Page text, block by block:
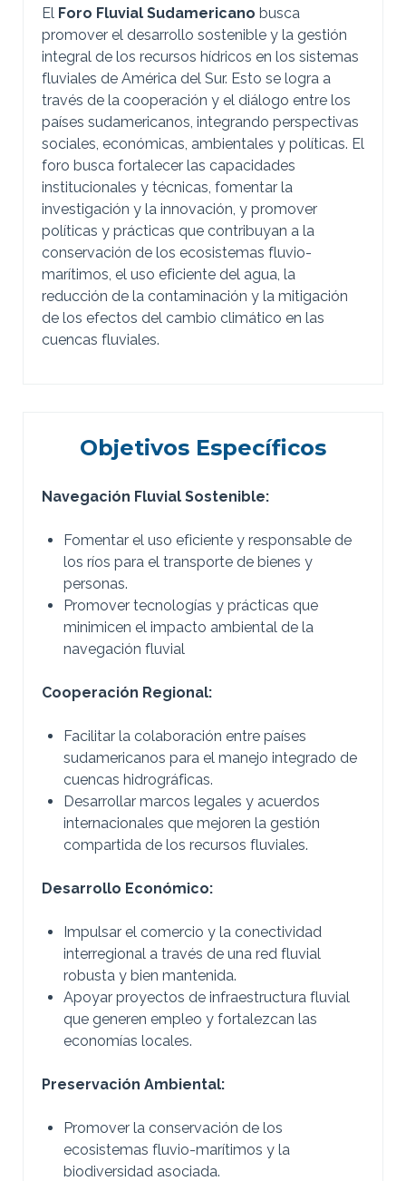
El Foro Fluvial Sudamericano busca
promover el desarrollo sostenible y la gestión
integral de los recursos hídricos en los sistemas
fluviales de América del Sur. Esto se logra a
través de la cooperación y el diálogo entre los
países sudamericanos, integrando perspectivas
sociales, económicas, ambientales y políticas. El
foro busca fortalecer las capacidades
institucionales y técnicas, fomentar la
investigación y la innovación, y promover
políticas y prácticas que contribuyan a la
conservación de los ecosistemas fluvio-
marítimos, el uso eficiente del agua, la
reducción de la contaminación y la mitigación
de los efectos del cambio climático en las
cuencas fluviales.
Objetivos Específicos
Navegación Fluvial Sostenible:
Fomentar el uso eficiente y responsable de
los ríos para el transporte de bienes y
personas.
Promover tecnologías y prácticas que
minimicen el impacto ambiental de la
navegación fluvial
Cooperación Regional:
Facilitar la colaboración entre países
sudamericanos para el manejo integrado de
cuencas hidrográficas.
Desarrollar marcos legales y acuerdos
internacionales que mejoren la gestión
compartida de los recursos fluviales.
Desarrollo Económico:
Impulsar el comercio y la conectividad
interregional a través de una red fluvial
robusta y bien mantenida.
Apoyar proyectos de infraestructura fluvial
que generen empleo y fortalezcan las
economías locales.
Preservación Ambiental:
Promover la conservación de los
ecosistemas fluvio-marítimos y la
biodiversidad asociada.